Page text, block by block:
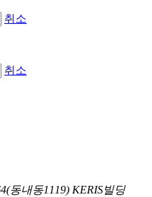
취소
취소
동내동1119) KERIS빌딩